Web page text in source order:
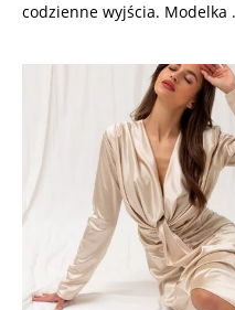
codzienne wyjścia. Modelka